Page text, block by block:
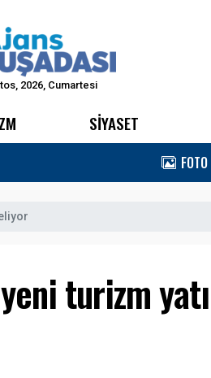
2026, Cumartesi
SİYASET
turizm